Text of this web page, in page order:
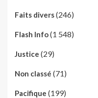
Faits divers(246)
Flash Info(1 548)
Justice (29)
Non classé (71)
Pacifique (199)